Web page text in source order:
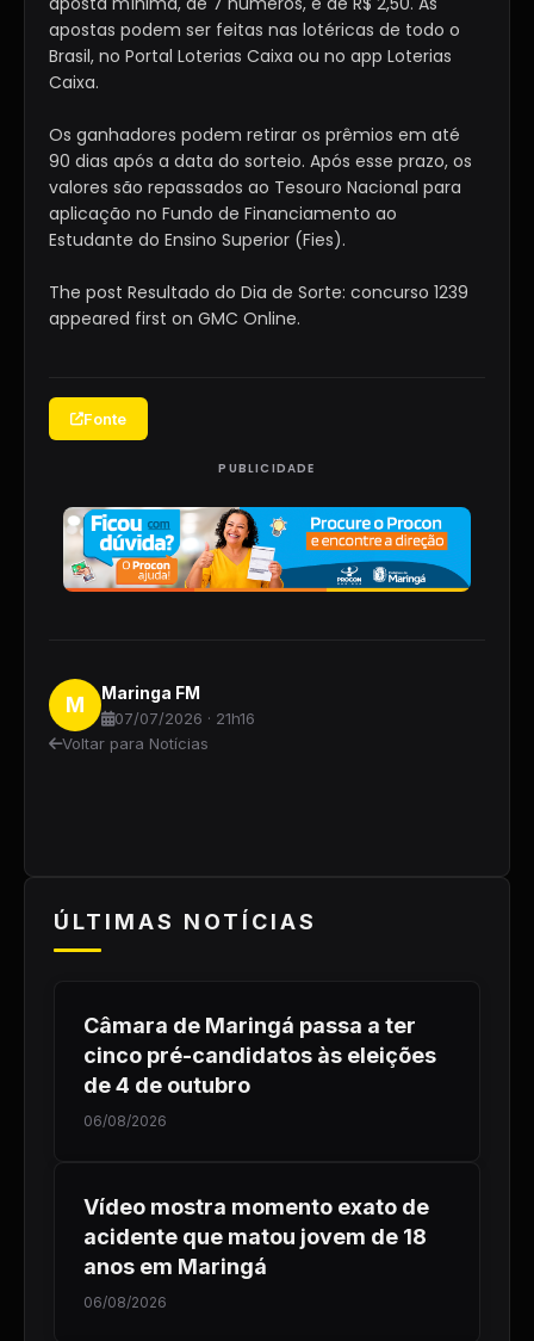
apostas podem ser feitas nas lotéricas de todo o
Brasil, no Portal Loterias Caixa ou no app Loterias
Caixa.
Os ganhadores podem retirar os prêmios em até
90 dias após a data do sorteio. Após esse prazo, os
valores são repassados ao Tesouro Nacional para
aplicação no Fundo de Financiamento ao
Estudante do Ensino Superior (Fies).
The post Resultado do Dia de Sorte: concurso 1239
appeared first on GMC Online.
Fonte
PUBLICIDADE
M Maringa FM
07/07/2026 · 21h16
Voltar para Notícias
ÚLTIMAS NOTÍCIAS
Câmara de Maringá passa a ter
cinco pré-candidatos às eleições
de 4 de outubro
06/08/2026
Vídeo mostra momento exato de
acidente que matou jovem de 18
anos em Maringá
06/08/2026